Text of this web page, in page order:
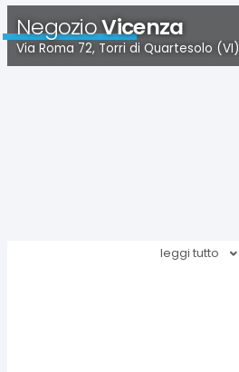
NegozioVicenza
Via Roma 72, Torri di Quartesolo (VI)
leggi tutto